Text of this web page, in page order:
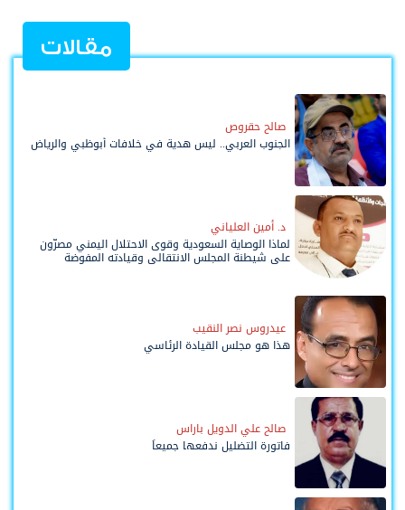
مقالات
صالح حقروص
الجنوب العربي.. ليس هدية في خلافات أبوظبي والرياض
د. أمين العلياني
لماذا الوصاية السعودية وقوى الاحتلال اليمني مصرّون
على شيطنة المجلس الانتقالي وقيادته المفوضة
عيدروس نصر النقيب
هذا هو مجلس القيادة الرئاسي
صالح علي الدويل باراس
فاتورة التضليل ندفعها جميعاً